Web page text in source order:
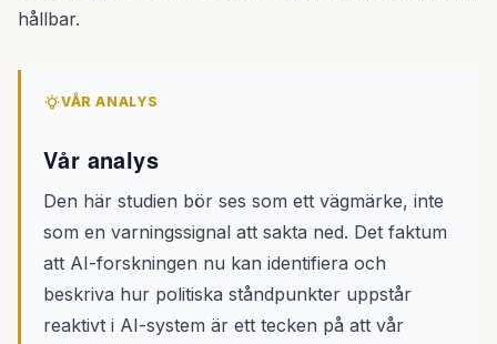
hållbar.
VÅR ANALYS
Vår analys
Den här studien bör ses som ett vägmärke, inte
som en varningssignal att sakta ned. Det faktum
att AI-forskningen nu kan identifiera och
beskriva hur politiska ståndpunkter uppstår
reaktivt i AI-system är ett tecken på att vår